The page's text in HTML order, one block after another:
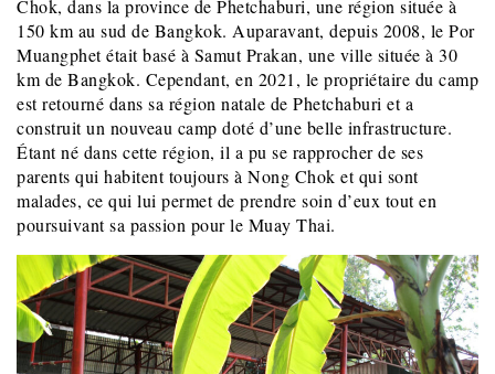
Chok, dans la province de Phetchaburi, une région située à
150 km au sud de Bangkok. Auparavant, depuis 2008, le Por
Muangphet était basé à Samut Prakan, une ville située à 30
km de Bangkok. Cependant, en 2021, le propriétaire du camp
est retourné dans sa région natale de Phetchaburi et a
construit un nouveau camp doté d’une belle infrastructure.
Étant né dans cette région, il a pu se rapprocher de ses
parents qui habitent toujours à Nong Chok et qui sont
malades, ce qui lui permet de prendre soin d’eux tout en
poursuivant sa passion pour le Muay Thai.